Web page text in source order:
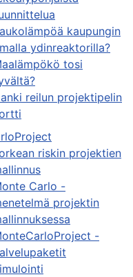
kaupungin
ydinreaktorilla?
tosi
reilun projektipelin
riskin projektien
Carlo -
projektin
-